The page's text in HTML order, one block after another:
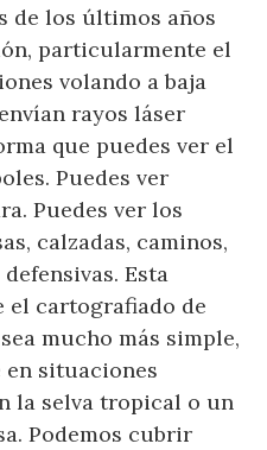
de los últimos años
particularmente el
volando a baja
rayos láser
que puedes ver el
Puedes ver
Puedes ver los
calzadas, caminos,
Esta
el cartografiado de
mucho más simple,
situaciones
la selva tropical o un
Podemos cubrir